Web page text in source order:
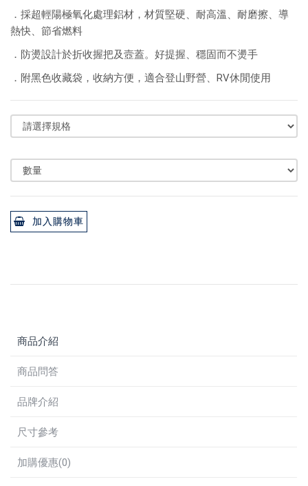
．採超輕陽極氧化處理鋁材，材質堅硬、耐高溫、耐磨擦、導
熱快、節省燃料
．防燙設計於折收握把及壼蓋。好提握、穩固而不燙手
．附黑色收藏袋，收納方便，適合登山野營、RV休閒使用
加入購物車
商品介紹
商品問答
品牌介紹
尺寸參考
加購優惠(0)